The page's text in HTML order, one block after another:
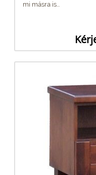
mi másra is...